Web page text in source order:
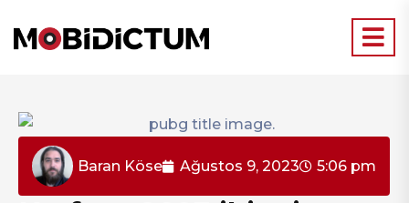
Baran Köse Ağustos 9, 2023 5:06 pm